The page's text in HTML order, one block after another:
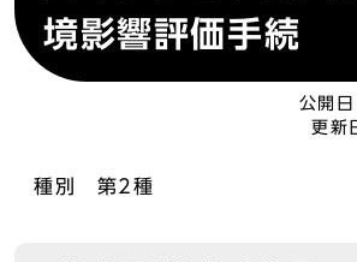
境影響評価手続
公開日
更新
種別 第2種